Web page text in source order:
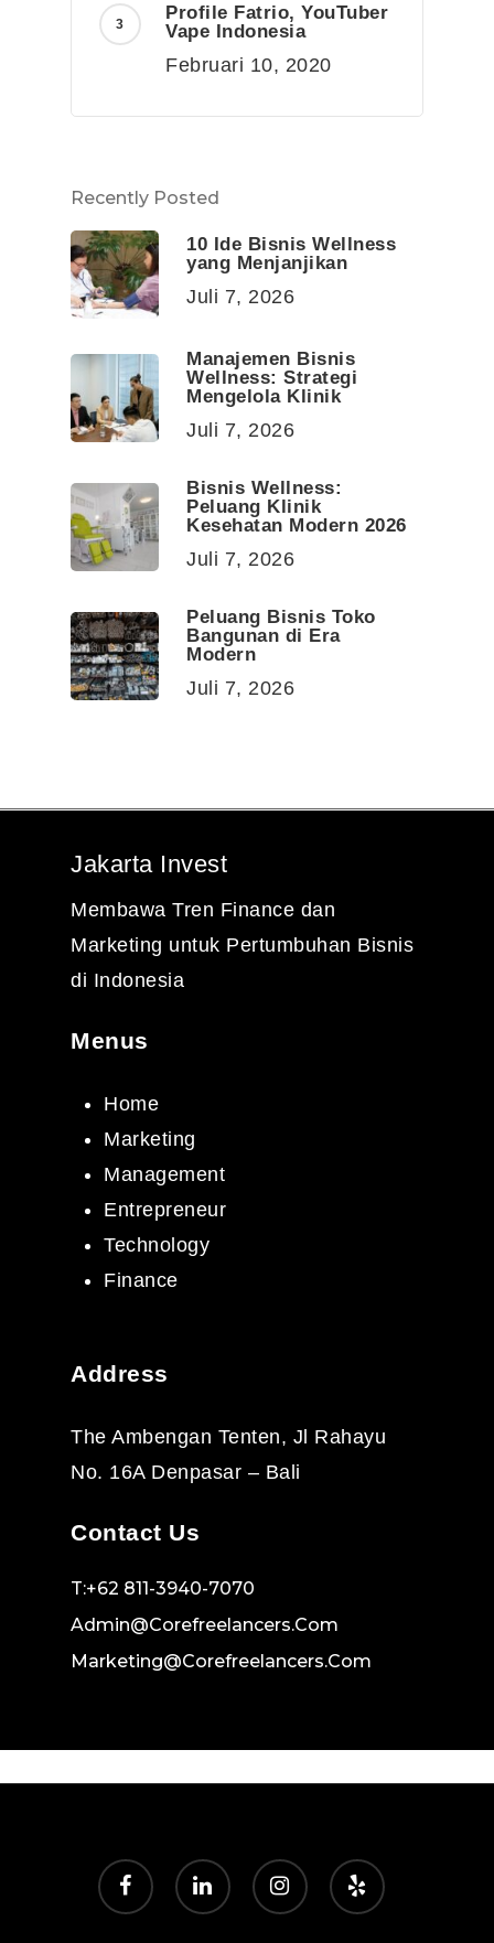
Profile Fatrio, YouTuber
Vape Indonesia
Februari 10, 2020
Recently Posted
10 Ide Bisnis Wellness
yang Menjanjikan
Juli 7, 2026
Manajemen Bisnis
Wellness: Strategi
Mengelola Klinik
Juli 7, 2026
Bisnis Wellness:
Peluang Klinik
Kesehatan Modern 2026
Juli 7, 2026
Peluang Bisnis Toko
Bangunan di Era
Modern
Juli 7, 2026
Jakarta Invest
Membawa Tren Finance dan
Marketing untuk Pertumbuhan Bisnis
di Indonesia
Menus
Home
Marketing
Management
Entrepreneur
Technology
Finance
Address
The Ambengan Tenten, Jl Rahayu
No. 16A Denpasar – Bali
Contact Us
T:+62 811-3940-7070
Admin@corefreelancers.com
Marketing@corefreelancers.com
facebook linkedin instagram yelp